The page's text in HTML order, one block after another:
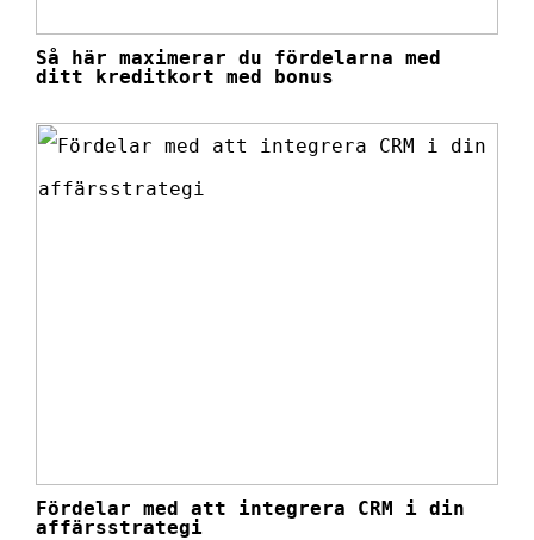
Så här maximerar du fördelarna med
ditt kreditkort med bonus
Fördelar med att integrera CRM i din
affärsstrategi